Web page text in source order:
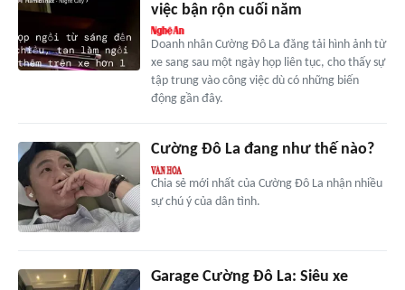
việc bận rộn cuối năm
Doanh nhân Cường Đô La đăng tải hình ảnh từ
xe sang sau một ngày họp liên tục, cho thấy sự
tập trung vào công việc dù có những biến
động gần đây.
Cường Đô La đang như thế nào?
Chia sẻ mới nhất của Cường Đô La nhận nhiều
sự chú ý của dân tình.
Garage Cường Đô La: Siêu xe